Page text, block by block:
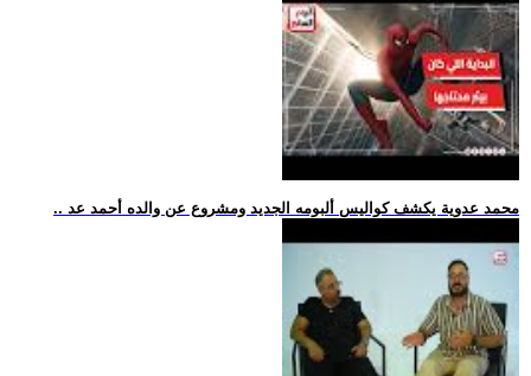
.. محمد عدوية يكشف كواليس ألبومه الجديد ومشروع عن والده أحمد عد